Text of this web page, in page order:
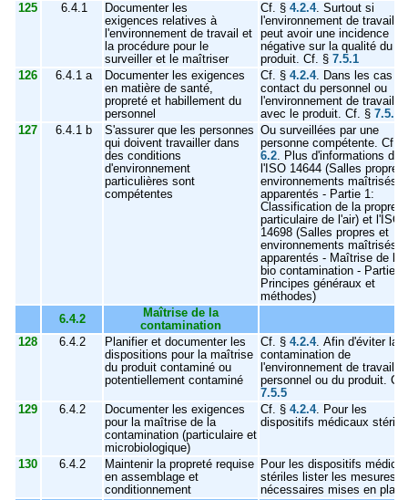
125
6.4.1
Documenter les
exigences relatives à
l'environnement de travail et
la procédure pour le
surveiller et le maîtriser
Cf. § 4.2.4. Surtout si
l'environnement de travail
peut avoir une incidence
négative sur la qualité du
produit. Cf. § 7.5.1
126
6.4.1 a
Documenter les exigences
en matière de santé,
propreté et habillement du
personnel
Cf. § 4.2.4. Dans les cas de
contact du personnel ou
l'environnement de travail
avec le produit. Cf. § 7.5.2
127
6.4.1 b
S'assurer que les personnes
qui doivent travailler dans
des conditions
d'environnement
particulières sont
compétentes
Ou surveillées par une
personne compétente. Cf. §
6.2. Plus d'informations
l'ISO 14644 (Salles propres
environnements maîtrisés
apparentés - Partie 1:
Classification de la propreté
particulaire de l'air) et l'ISO
14698 (Salles propres et
environnements maîtrisés
apparentés - Maîtrise de la
bio contamination - Partie 1:
Principes généraux et
méthodes)
6.4.2
Maîtrise de la
contamination
128
6.4.2
Planifier et documenter les
dispositions pour la maîtrise
du produit contaminé ou
potentiellement contaminé
Cf. § 4.2.4. Afin d'éviter la
contamination de
l'environnement de travail,
personnel ou du produit.
7.5.5
129
6.4.2
Documenter les exigences
pour la maîtrise de la
contamination (particulaire et
microbiologique)
Cf. § 4.2.4. Pour les
dispositifs médicaux
130 6.4.2
Maintenir la propreté requise
en assemblage et
conditionnement
Pour les dispositifs
stériles lister les mesures
nécessaires mises en place